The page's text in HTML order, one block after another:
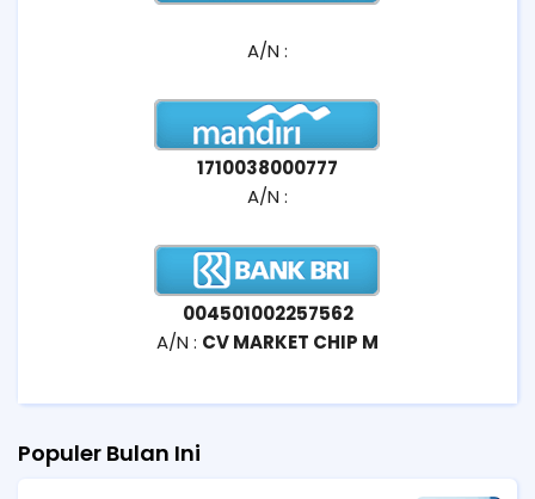
A/N :
1710038000777
A/N :
004501002257562
A/N : CV MARKET CHIP M
Populer Bulan Ini